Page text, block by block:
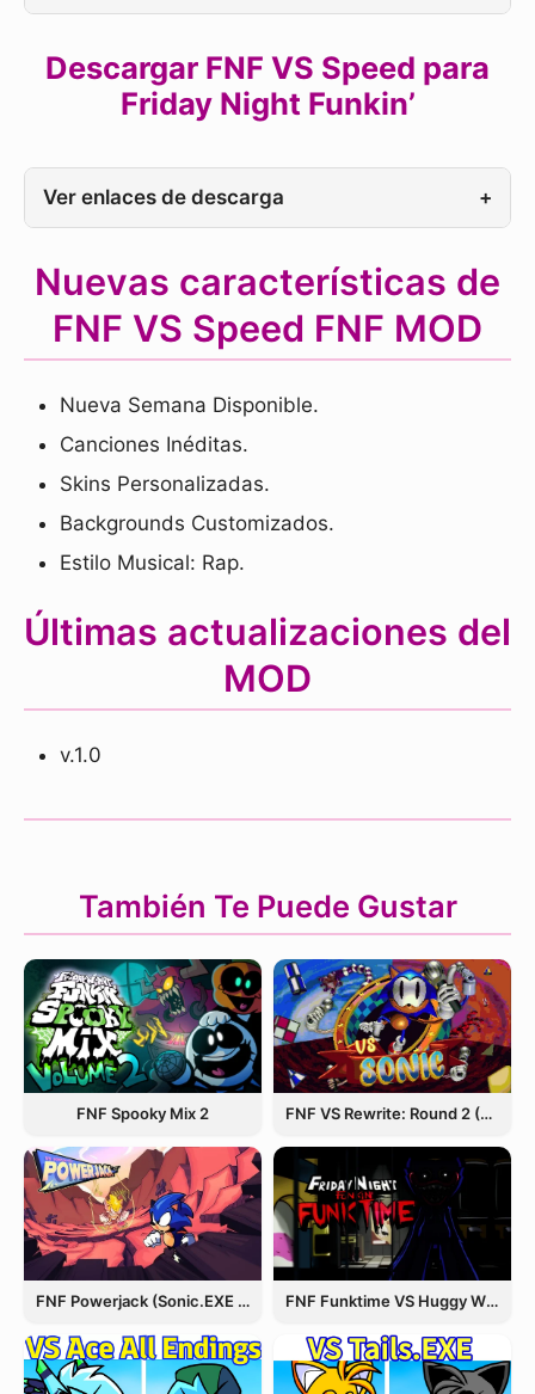
Descargar FNF VS Speed para
Friday Night Funkin’
Ver enlaces de descarga +
Nuevas características de
FNF VS Speed FNF MOD
Nueva Semana Disponible.
Canciones Inéditas.
Skins Personalizadas.
Backgrounds Customizados.
Estilo Musical: Rap.
Últimas actualizaciones del
MOD
v.1.0
También Te Puede Gustar
FNF Spooky Mix 2 FNF VS Rewrite: Round 2 (Sonic.EXE)
FNF Powerjack (Sonic.EXE Rerun) FNF Funktime VS Huggy Wuggy